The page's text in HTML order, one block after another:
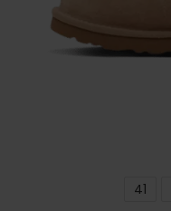
41